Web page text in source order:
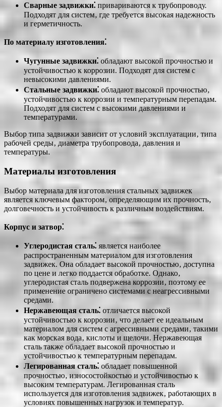
Сварные задвижки⁚ привариваются к трубопроводу.
Подходят для систем‚ где требуется высокая надежность
и герметичность.
По материалу изготовления⁚
Чугунные задвижки⁚ обладают высокой прочностью и
устойчивостью к коррозии. Подходят для систем с
невысокими давлениями.
Стальные задвижки⁚ обладают высокой прочностью‚
устойчивостью к коррозии и температурным перепадам.
Подходят для систем с высокими давлениями и
температурами.
Выбор типа задвижки зависит от условий эксплуатации‚ типа
рабочей среды‚ диаметра трубопровода‚ давления и
температуры.
Материалы изготовления
Выбор материала для изготовления стальных задвижек
является ключевым фактором‚ определяющим их прочность‚
долговечность и устойчивость к различным воздействиям.
Корпус и затвор⁚
Углеродистая сталь⁚ является наиболее
распространенным материалом для изготовления
задвижек. Она обладает высокой прочностью‚ доступна
по цене и легко поддается обработке. Однако‚
углеродистая сталь подвержена коррозии‚ поэтому ее
применение ограничено системами с неагрессивными
средами.
Нержавеющая сталь⁚ отличается высокой
устойчивостью к коррозии‚ что делает ее идеальным
материалом для систем с агрессивными средами‚ такими
как морская вода‚ кислоты и щелочи. Нержавеющая
сталь также обладает высокой прочностью и
устойчивостью к температурным перепадам.
Легированная сталь⁚ обладает повышенной
прочностью‚ износостойкостью и устойчивостью к
высоким температурам. Легированная сталь
используется для изготовления задвижек‚ работающих в
условиях повышенных нагрузок и температур.